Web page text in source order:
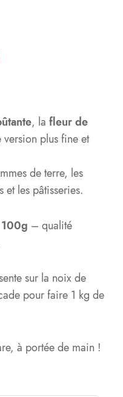
, la fleur de
version plus fine et
de terre, les
et les pâtisseries.
– qualité
sur la noix de
pour faire 1 kg de
à portée de main !